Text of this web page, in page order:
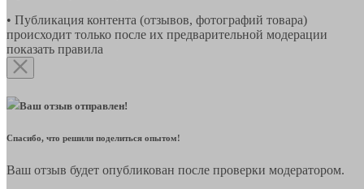
• Публикация контента (отзывов, фотографий товара)
происходит только после их предварительной модерации
показать правила
Ваш отзыв отправлен!
Спасибо, что решили поделиться опытом!
Ваш отзыв будет опубликован после проверки модератором.